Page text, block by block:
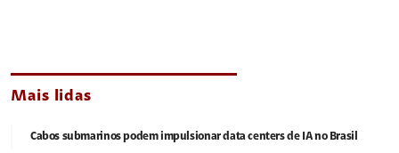
Mais lidas
Cabos submarinos podem impulsionar data centers de IA no Brasil